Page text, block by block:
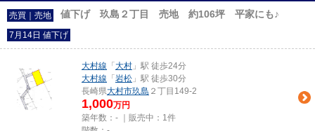
売買｜売地 値下げ 玖島２丁目 売地 約106坪 平家にも♪
7月14日 値下げ
大村線 「 大村 」駅 徒歩24分
大村線 「 岩松 」駅 徒歩30分
長崎県大村市玖島 ２丁目149-2
1,000万円
築年数：- ｜販売中： 1件